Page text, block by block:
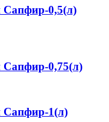
Сапфир-0,5(л)
Сапфир-0,75(л)
Сапфир-1(л)